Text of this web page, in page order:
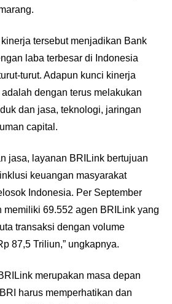
tersebut menjadikan Bank
laba terbesar di Indonesia
turut. Adapun kunci kinerja
dengan terus melakukan
dan jasa, teknologi, jaringan
capital.
jasa, layanan BRILink bertujuan
keuangan masyarakat
Indonesia. Per September
memiliki 69.552 agen BRILink yang
transaksi dengan volume
87,5 Triliun,” ungkapnya.
merupakan masa depan
harus memperhatikan dan